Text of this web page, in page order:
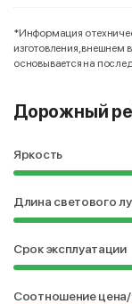
*Информация о
изготовления, внешнем
основывается на
Дорожный
Яркость
Длина светового
Срок эксплуатации
Соотношение цена/